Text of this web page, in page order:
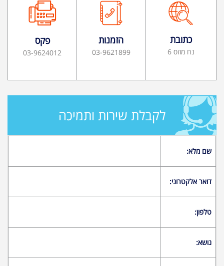
פקס
03-9624012
הזמנות
03-9621899
כתובת
נח מוזס 6
לקבלת שירות ותמיכה
שם מלא:
דואר אלקטרוני:
טלפון:
נושא: